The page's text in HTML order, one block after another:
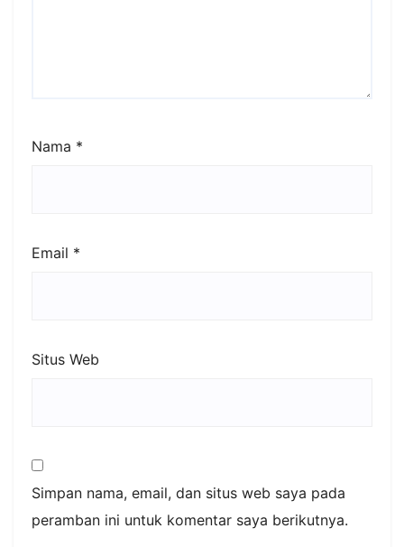
Nama *
Email *
Situs Web
Simpan nama, email, dan situs web saya pada
peramban ini untuk komentar saya berikutnya.